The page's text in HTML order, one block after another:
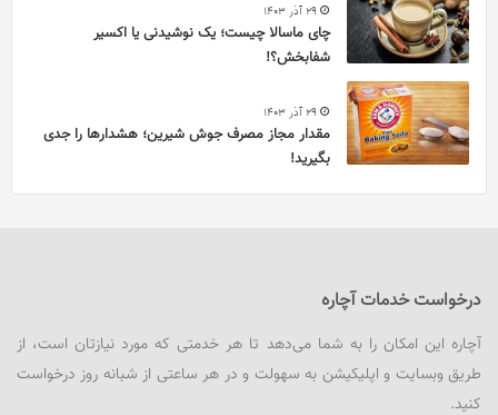
29 آذر 1403
چای ماسالا چیست؛ یک نوشیدنی یا اکسیر
شفابخش؟!
29 آذر 1403
مقدار مجاز مصرف جوش شیرین؛ هشدارها را جدی
بگیرید!
درخواست خدمات آچاره
آچاره این امکان را به شما می‌دهد تا هر خدمتی که مورد نیازتان است، از
طریق وبسایت و اپلیکیشن به سهولت و در هر ساعتی از شبانه روز درخواست
کنید.